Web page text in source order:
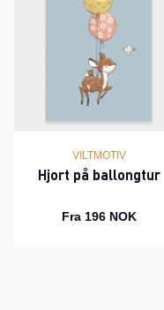
VILTMOTIV
Hjort på ballongtur
Fra 196 NOK